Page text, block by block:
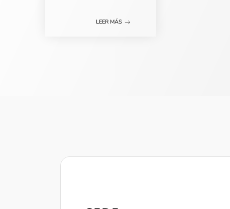
LEER MÁS